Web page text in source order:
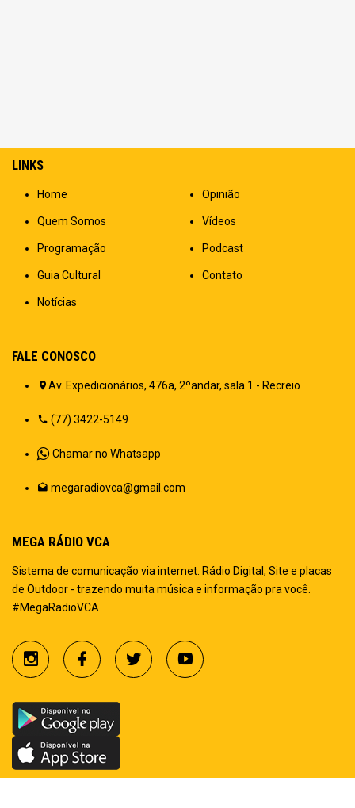
LINKS
Home
Quem Somos
Programação
Guia Cultural
Notícias
Opinião
Vídeos
Podcast
Contato
FALE CONOSCO
Av. Expedicionários, 476a, 2ºandar, sala 1 - Recreio
(77) 3422-5149
Chamar no Whatsapp
megaradiovca@gmail.com
MEGA RÁDIO VCA
Sistema de comunicação via internet. Rádio Digital, Site e placas
de Outdoor - trazendo muita música e informação pra você.
#MegaRadioVCA